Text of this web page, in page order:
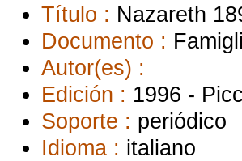
Título : Nazareth
Documento :
Autor(es) :
Edición : 1996 -
Soporte : periódico
Idioma : italiano